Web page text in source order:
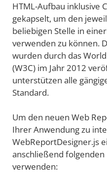
HTML-Aufbau inklusive
gekapselt, um den
beliebigen Stelle in
verwenden zu können.
wurden durch das
(W3C) im Jahr 2012
unterstützen alle
Standard.
Um den neuen Web
Ihrer Anwendung zu
WebReportDesigner.js
anschließend folgenden
verwenden: